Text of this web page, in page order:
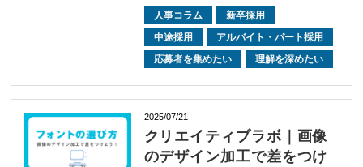
人事コラム
新卒採用
中途採用
アルバイト・パート採用
応募者を集めたい
理解を深めたい
2025/07/21
クリエイティブラボ｜画像
のデザイン加工で差をつけ